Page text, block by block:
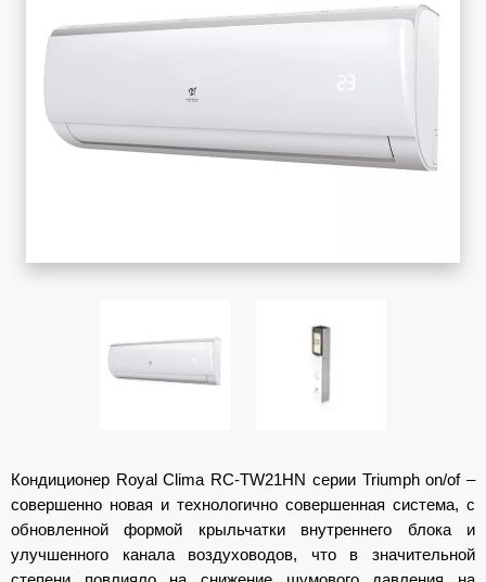
Кондиционер Royal Clima RC-TW21HN серии Triumph on/of –
совершенно новая и технологично совершенная система, с
обновленной формой крыльчатки внутреннего блока и
улучшенного канала воздуховодов, что в значительной